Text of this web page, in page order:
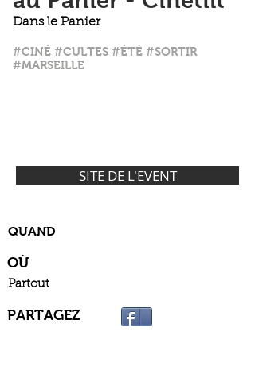
Dans le Panier
#CINÉ #CULTES #ÉTÉ #SORTIR
#MARSEILLE
SITE DE L'EVENT
QUAND
OÙ
Partout
PARTAGEZ